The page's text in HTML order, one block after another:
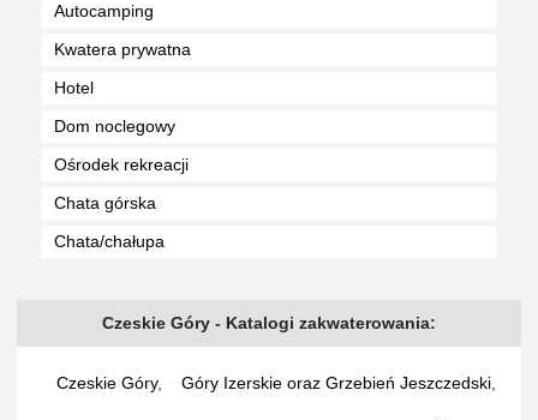
Autocamping
Kwatera prywatna
Hotel
Dom noclegowy
Ośrodek rekreacji
Chata górska
Chata/chałupa
Czeskie Góry - Katalogi zakwaterowania:
Czeskie Góry, Góry Izerskie oraz Grzebień Jeszczedski